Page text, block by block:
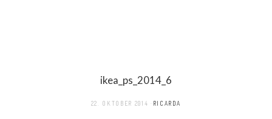
ikea_ps_2014_6
22. OKTOBER 2014 RICARDA